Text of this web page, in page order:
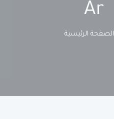
Ar
الصفحة الرئيسية